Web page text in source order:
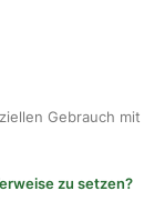
Gebrauch mit
zu setzen?